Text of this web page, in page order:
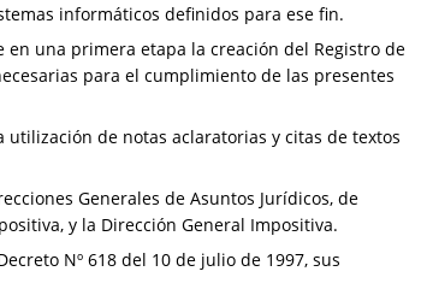
informáticos definidos para ese fin.
una primera etapa la creación del Registro de
para el cumplimiento de las presentes
de notas aclaratorias y citas de textos
Generales de Asuntos Jurídicos, de
y la Dirección General Impositiva.
Nº 618 del 10 de julio de 1997, sus